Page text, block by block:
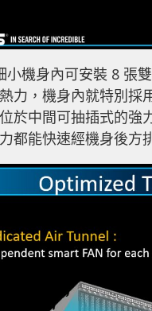
小機身內可安裝 8
力，機身內就特別採
於中間可抽插式的
都能快速經機身後方